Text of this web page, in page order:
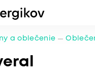
a oblečenie